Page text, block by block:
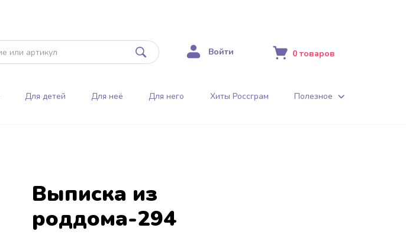
Войти 0 товаров
Для детей Для неё Для него Хиты Россграм Полезное
Выписка из
роддома-294